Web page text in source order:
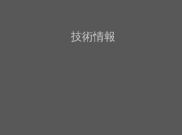
技術情報